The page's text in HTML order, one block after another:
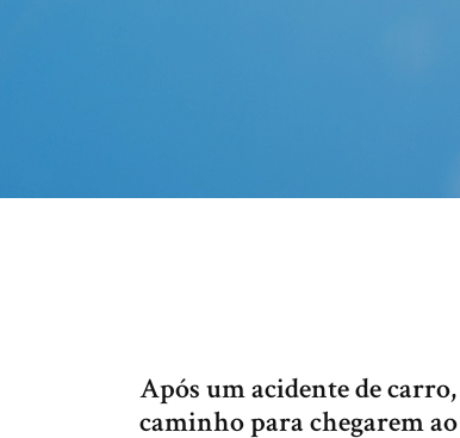
Após um acidente de
caminho para chegarem